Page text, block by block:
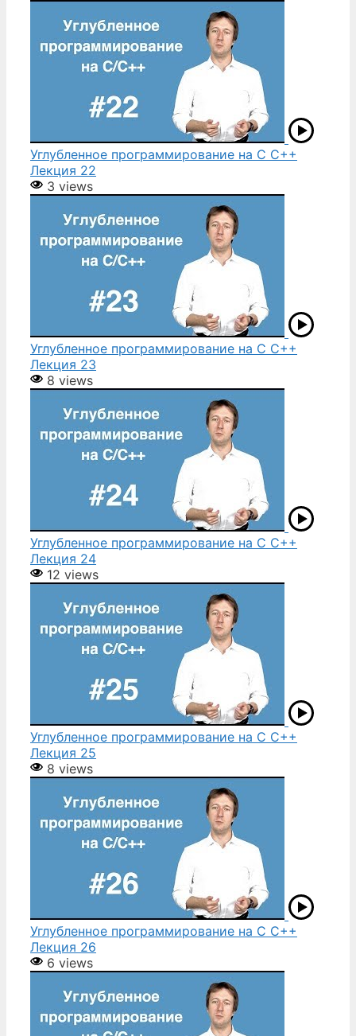
Углубленное программирование на С С++
Лекция 22
3 views
Углубленное программирование на С С++
Лекция 23
8 views
Углубленное программирование на С С++
Лекция 24
12 views
Углубленное программирование на С С++
Лекция 25
8 views
Углубленное программирование на С С++
Лекция 26
6 views